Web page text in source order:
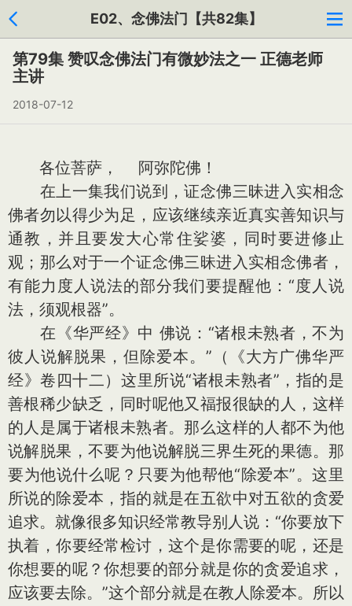
E02、念佛法门【共82集】
第79集 赞叹念佛法门有微妙法之一 正德老师
主讲
2018-07-12
各位菩萨， 阿弥陀佛！
在上一集我们说到，证念佛三昧进入实相念
佛者勿以得少为足，应该继续亲近真实善知识与
通教，并且要发大心常住娑婆，同时要进修止
观；那么对于一个证念佛三昧进入实相念佛者，
有能力度人说法的部分我们要提醒他：“度人说
法，须观根器”。
在《华严经》中 佛说：“诸根未熟者，不为
彼人说解脱果，但除爱本。”（《大方广佛华严
经》卷四十二）这里所说“诸根未熟者”，指的是
善根稀少缺乏，同时呢他又福报很缺的人，这样
的人是属于诸根未熟者。那么这样的人都不为他
说解脱果，不要为他说解脱三界生死的果德。那
要为他说什么呢？只要为他帮他“除爱本”。这里
所说的除爱本，指的就是在五欲中对五欲的贪爱
追求。就像很多知识经常教导别人说：“你要放下
执着，你要经常检讨，这个是你需要的呢，还是
你想要的呢？你想要的部分就是你的贪爱追求，
应该要去除。”这个部分就是在教人除爱本。所以